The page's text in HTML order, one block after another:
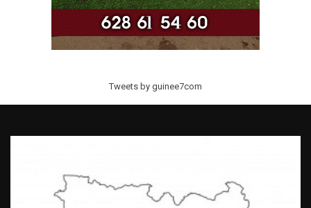
Tweets by guinee7com